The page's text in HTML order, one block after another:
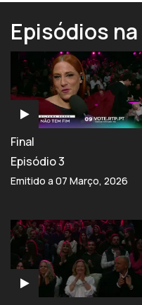
Episódios na
Final
Episódio 3
Emitido a 07 Março, 2026